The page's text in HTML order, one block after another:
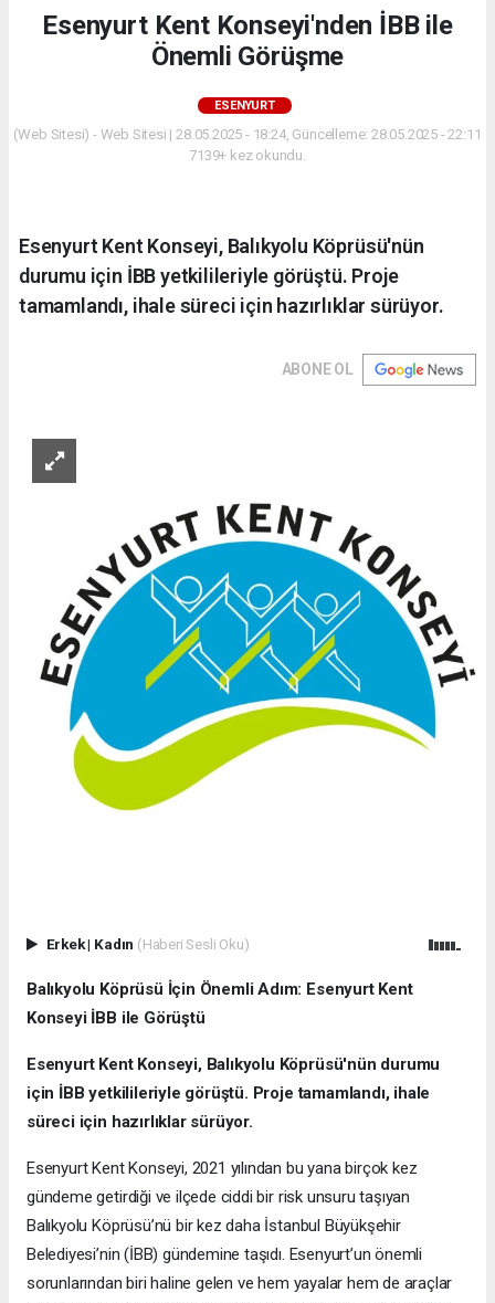
Esenyurt Kent Konseyi'nden İBB ile
Önemli Görüşme
ESENYURT
(Web Sitesi) - Web Sitesi | 28.05.2025 - 18:24, Güncelleme: 28.05.2025 - 22:11
7139+ kez okundu.
Esenyurt Kent Konseyi, Balıkyolu Köprüsü'nün
durumu için İBB yetkilileriyle görüştü. Proje
tamamlandı, ihale süreci için hazırlıklar sürüyor.
ABONE OL
Erkek| Kadın (Haberi Sesli Oku)
Balıkyolu Köprüsü İçin Önemli Adım: Esenyurt Kent
Konseyi İBB ile Görüştü
Esenyurt Kent Konseyi, Balıkyolu Köprüsü'nün durumu
için İBB yetkilileriyle görüştü. Proje tamamlandı, ihale
süreci için hazırlıklar sürüyor.
Esenyurt Kent Konseyi, 2021 yılından bu yana birçok kez
gündeme getirdiği ve ilçede ciddi bir risk unsuru taşıyan
Balıkyolu Köprüsü’nü bir kez daha İstanbul Büyükşehir
Belediyesi’nin (İBB) gündemine taşıdı. Esenyurt’un önemli
sorunlarından biri haline gelen ve hem yayalar hem de araçlar